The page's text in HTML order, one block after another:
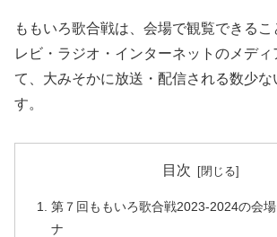
ももいろ歌合戦は、会場で観覧できる
レビ・ラジオ・インターネットのメディ
て、大みそかに放送・配信される数少
す。
目次
第７回ももいろ歌合戦2023-2024の会
ナ